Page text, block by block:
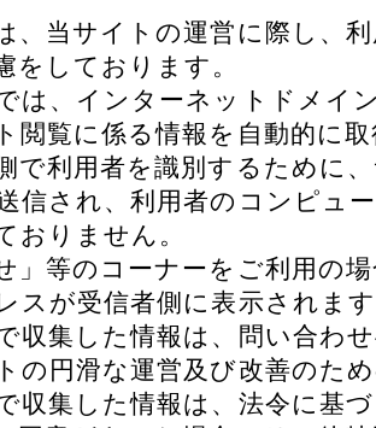
、当サイトの運営に際し、
をしております。
は、インターネットドメイ
閲覧に係る情報を自動的に
で利用者を識別するために
信され、利用者のコンピュ
おりません。
」等のコーナーをご利用の
スが受信者側に表示されま
収集した情報は、問い合わ
の円滑な運営及び改善のた
収集した情報は、法令に基